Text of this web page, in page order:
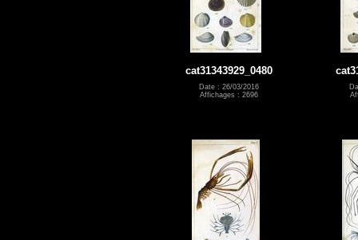
cat31343929_0480
Date : 26/03/2016
Affichages : 2696